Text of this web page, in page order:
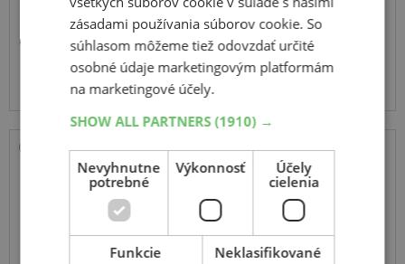
46,30 €
Momentálne nedostupné
Tracmax
A/S Trac Saver
R15
zásadami používania súborov cookie. So
súhlasom môžeme tiež odovzdať určité
osobné údaje marketingovým platformám
na marketingové účely.
SHOW ALL PARTNERS(1910) →
Nevyhnutne
potrebné
Výkonnosť
Účely
cielenia
Funkcie Neklasifikované